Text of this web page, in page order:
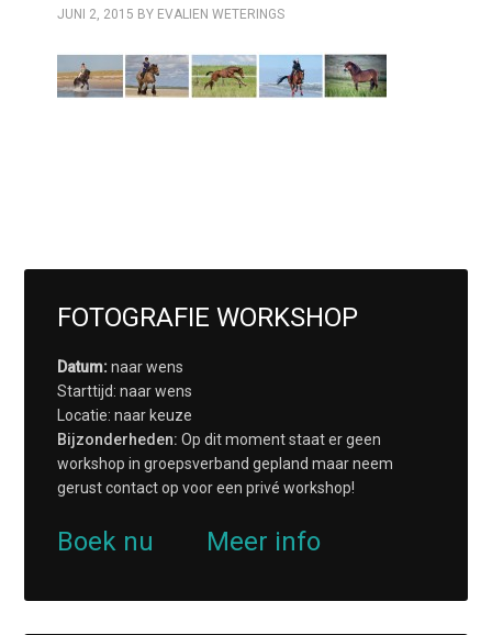
JUNI 2, 2015 BY EVALIEN WETERINGS
FOTOGRAFIE WORKSHOP
Datum:naar wens
Starttijd: naar wens
Locatie: naar keuze
Bijzonderheden: Op dit moment staat er geen
workshop in groepsverband gepland maar neem
gerust contact op voor een privé workshop!
Boek nu Meer info